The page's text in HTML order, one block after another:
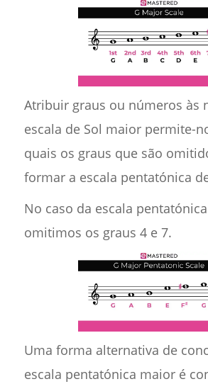
Atribuir graus ou números às
escala de Sol maior permite-
quais os graus que são
formar a escala pentatónica
No caso da escala
omitimos os graus 4 e 7.
Uma forma alternativa de
escala pentatónica maior é